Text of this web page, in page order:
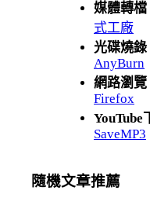
媒體轉檔
式工廠
光碟燒錄
AnyBurn
網路瀏覽
Firefox
YouTube
SaveMP3
隨機文章推薦